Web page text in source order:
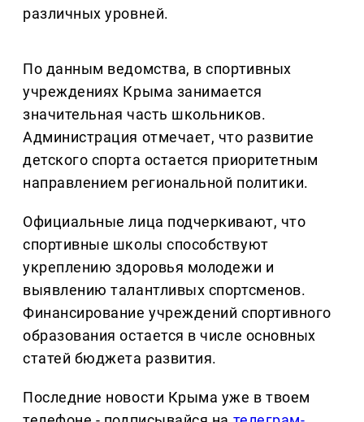
различных уровней.
По данным ведомства, в спортивных
учреждениях Крыма занимается
значительная часть школьников.
Администрация отмечает, что развитие
детского спорта остается приоритетным
направлением региональной политики.
Официальные лица подчеркивают, что
спортивные школы способствуют
укреплению здоровья молодежи и
выявлению талантливых спортсменов.
Финансирование учреждений спортивного
образования остается в числе основных
статей бюджета развития.
Последние новости Крыма уже в твоем